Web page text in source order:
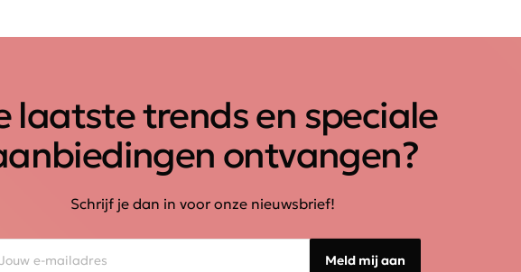
laatste trends en speciale
ontvangen?
Schrijf je dan in voor onze nieuwsbrief!
Meld mij aan